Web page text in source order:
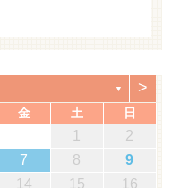
▼ >
金 土 日
1
2
7 8
9
14 15
16